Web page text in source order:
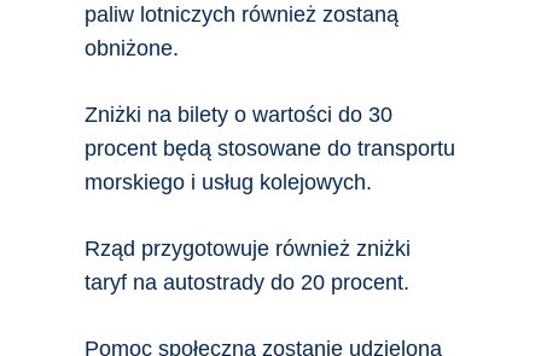
paliw lotniczych również zostaną
obniżone.
Zniżki na bilety o wartości do 30
procent będą stosowane do transportu
morskiego i usług kolejowych.
Rząd przygotowuje również zniżki
taryf na autostrady do 20 procent.
Pomoc społeczna zostanie udzielona